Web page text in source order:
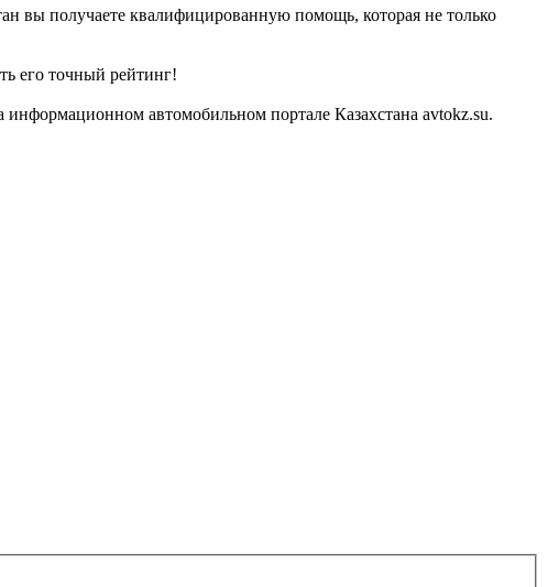
вы получаете квалифицированную помощь, которая не только
его точный рейтинг!
автомобильном портале Казахстана avtokz.su.